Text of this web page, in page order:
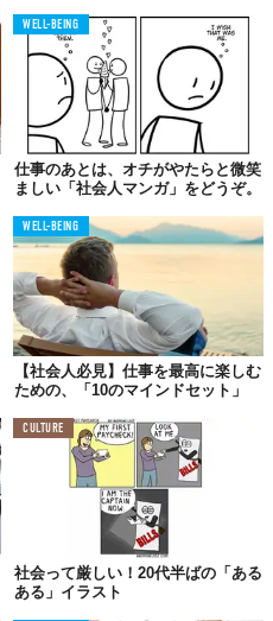
WELL-BEING
仕事のあとは、オチがやたらと微笑
ましい「社会人マンガ」をどうぞ。
WELL-BEING
【社会人必見】仕事を最高に楽しむ
ための、「10のマインドセット」
CULTURE
社会って厳しい！20代半ばの「ある
ある」イラスト